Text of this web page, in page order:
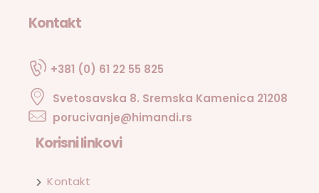
Kontakt
+381 (0) 61 22 55 825
Svetosavska 8. Sremska Kamenica 21208
porucivanje@himandi.rs
Korisni linkovi
Kontakt